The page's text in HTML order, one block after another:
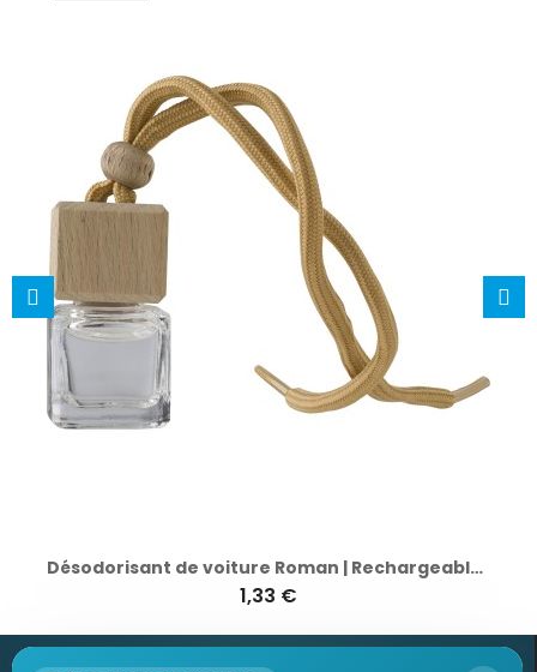
Désodorisant de voiture Roman | Rechargeable | 5 ml
1,33 €